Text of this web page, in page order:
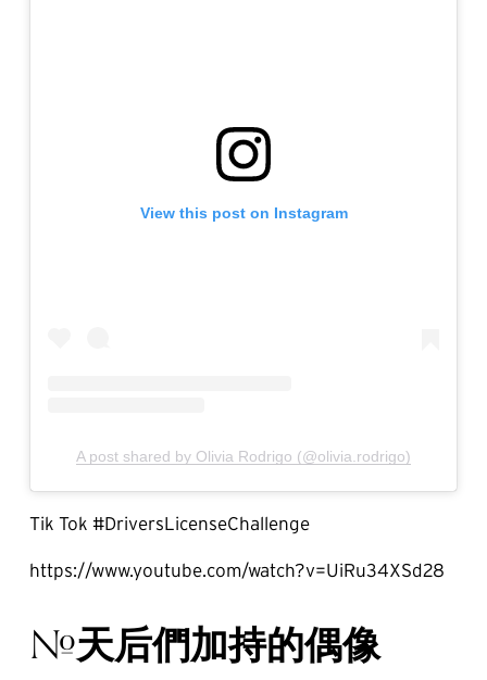
View this post on Instagram
A post shared by Olivia Rodrigo (@olivia.rodrigo)
Tik Tok #DriversLicenseChallenge
https://www.youtube.com/watch?v=UiRu34XSd28
#天后們加持的偶像